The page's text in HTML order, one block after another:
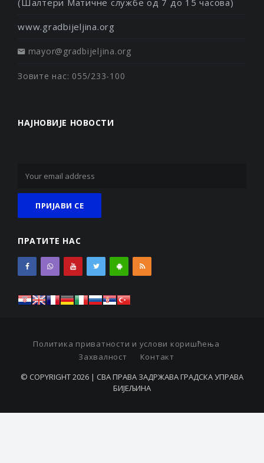
(Шалтери Матичне службе од 7 до 15 часова)
www.gradbijeljina.org
mayor@gradbijeljina.org
Зовите нас: 055/233-100
НАЈНОВИЈЕ НОВОСТИ
ПРАТИТЕ НАС
Политика приватности и услови коришћења
Захвалност
Контакт
© COPYRIGHT 2026 | СВА ПРАВА ЗАДРЖАВА ГРАДСКА УПРАВА
БИЈЕЉИНА